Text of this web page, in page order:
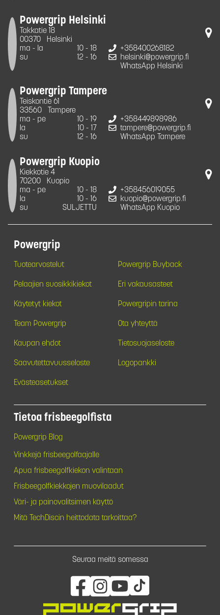
Powergrip Helsinki
Takkatie 18
00370
Helsinki
ma - la
10 - 18
su
12 - 16
+358400268182
helsinki@powergrip.fi
WhatsApp Helsinki
Powergrip Tampere
Teiskontie 61
33560
Tampere
ma - pe
10 - 19
la
10 - 17
su
12 - 16
+358449898986
tampere@powergrip.fi
WhatsApp Tampere
Powergrip Kuopio
Kiekkotie 4
70200
Kuopio
ma - pe
10 - 18
la
10 - 16
su
SULJETTU
+358456019055
kuopio@powergrip.fi
WhatsApp Kuopio
Powergrip
Tuotearvostelut Powergrip Buyback
Pelaajien suosikkikiekot Eri vakausasteet
Käytetyt kiekot Powergripin tarina
Team Powergrip Ota yhteyttä
Kaupan ehdot Tietosuojaseloste
Saavutettavuusseloste Logopankki
Evästeasetukset
Tietoa frisbeegolfista
Powergrip Blog
Vinkkejä frisbeegolfaajalle
Apua frisbeegolfkiekon valintaan
Frisbeegolfkiekkojen muovilaadut
Väri- ja painovalitsimen käyttö
Mitä TechDiscin heittodata tarkoittaa?
Seuraa meitä somessa